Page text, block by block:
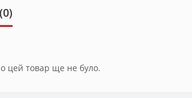
цей товар ще не було.